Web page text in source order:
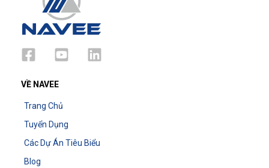
VỀ NAVEE
Trang Chủ
Tuyển Dụng
Các Dự Án Tiêu Biểu
Blog